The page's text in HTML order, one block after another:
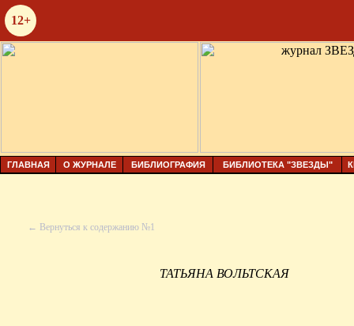
12+
ГЛАВНАЯ О ЖУРНАЛЕ БИБЛИОГРАФИЯ БИБЛИОТЕКА "ЗВЕЗДЫ"
← Вернуться к содержанию №1
ТАТЬЯНА ВОЛЬТСКАЯ